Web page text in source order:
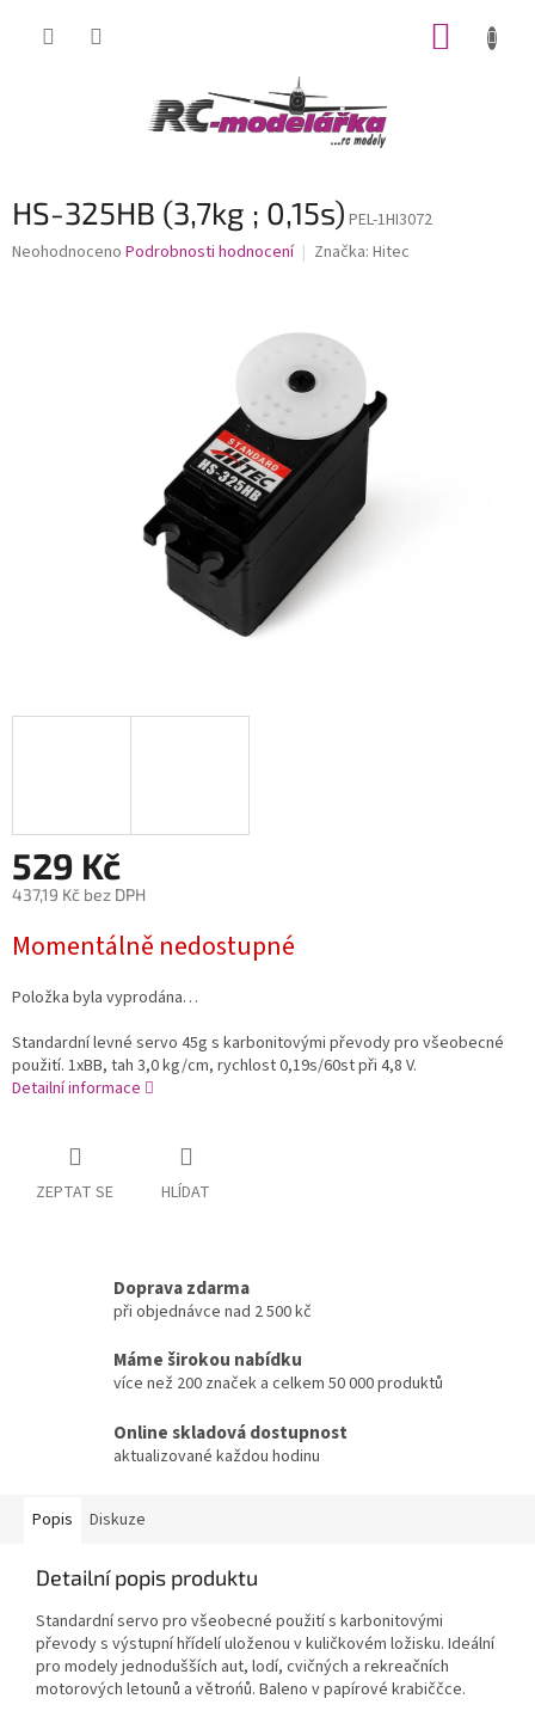
HS-325HB (3,7kg ; 0,15s) PEL-1HI3072
Průměrné
Neohodnoceno Podrobnosti hodnocení Značka: Hitec
529 Kč
437,19 Kč bez DPH
cena:
Momentálně nedostupné
Položka byla vyprodána…
Standardní levné servo 45g s karbonitovými převody pro všeobecné
použití. 1xBB, tah 3,0 kg/cm, rychlost 0,19s/60st při 4,8 V.
Detailní informace
ZEPTAT SE HLÍDAT
Doprava zdarma
při objednávce nad 2 500 kč
Máme širokou nabídku
více než 200 značek a celkem 50 000 produktů
Online skladová dostupnost
aktualizované každou hodinu
Popis Diskuze
Detailní popis produktu
Standardní servo pro všeobecné použití s karbonitovými
převody s výstupní hřídelí uloženou v kuličkovém ložisku. Ideální
pro modely jednodušších aut, lodí, cvičných a rekreačních
motorových letounů a větrońů. Baleno v papírové krabiččce.